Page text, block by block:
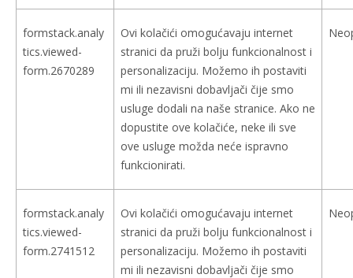
formstack.analy
tics.viewed-
form.2670289
Ovi kolačići omogućavaju internet
stranici da pruži bolju funkcionalnost i
personalizaciju. Možemo ih postaviti
mi ili nezavisni dobavljači čije smo
usluge dodali na naše stranice. Ako ne
dopustite ove kolačiće, neke ili sve
ove usluge možda neće ispravno
funkcionirati.
formstack.analy
tics.viewed-
form.2741512
Ovi kolačići omogućavaju internet
stranici da pruži bolju funkcionalnost i
personalizaciju. Možemo ih postaviti
mi ili nezavisni dobavljači čije smo